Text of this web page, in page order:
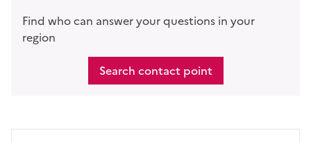
Find who can answer your questions in your
region
Search contact point